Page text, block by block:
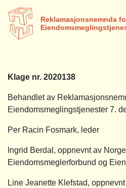
Reklamasjonsnemnda
Klage nr. 2020138
Behandlet av
Eiendomsmeglingstjenester 7.
Per Racin Fosmark, leder
Ingrid Berdal, oppnevnt av
Eiendomsmeglerforbund og
Line Jeanette Klefstad,